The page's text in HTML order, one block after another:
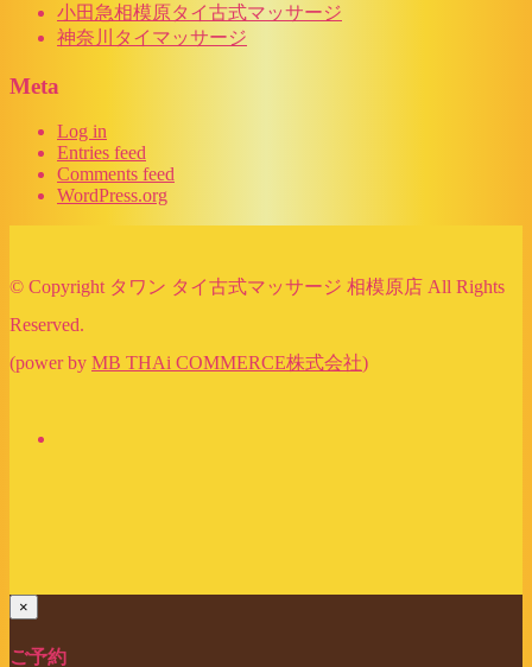
小田急相模原タイ古式マッサージ
神奈川タイマッサージ
Meta
Log in
Entries feed
Comments feed
WordPress.org
© Copyright タワン タイ古式マッサージ 相模原店 All Rights
Reserved.
(power by MB THAi COMMERCE株式会社)
×
ご予約